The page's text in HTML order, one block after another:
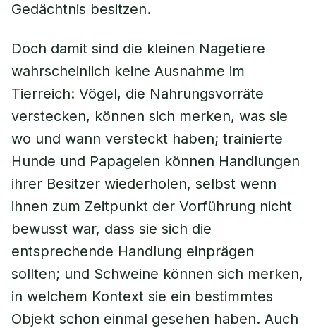
Gedächtnis besitzen.
Doch damit sind die kleinen Nagetiere
wahrscheinlich keine Ausnahme im
Tierreich: Vögel, die Nahrungsvorräte
verstecken, können sich merken, was sie
wo und wann versteckt haben; trainierte
Hunde und Papageien können Handlungen
ihrer Besitzer wiederholen, selbst wenn
ihnen zum Zeitpunkt der Vorführung nicht
bewusst war, dass sie sich die
entsprechende Handlung einprägen
sollten; und Schweine können sich merken,
in welchem Kontext sie ein bestimmtes
Objekt schon einmal gesehen haben. Auch